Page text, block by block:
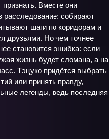
признать. Вместе они
собирают
шаги по коридорам и
друзьями. Но чем точнее
становится ошибка: если
жизнь будет сломана, а на
Тэцуко придётся выбрать
или принять правду,
легенды, ведь последняя